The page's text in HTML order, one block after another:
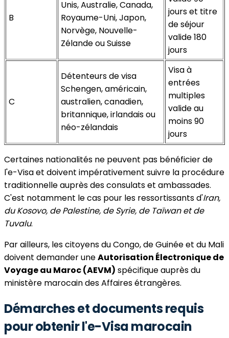
B
Unis, Australie, Canada,
Royaume-Uni, Japon,
Norvège, Nouvelle-
Zélande ou Suisse
jours et titre
de séjour
valide 180
jours
C
Détenteurs de visa
Schengen, américain,
australien, canadien,
britannique, irlandais ou
néo-zélandais
Visa à
entrées
multiples
valide au
moins 90
jours
Certaines nationalités ne peuvent pas bénéficier de
l'e-Visa et doivent impérativement suivre la procédure
traditionnelle auprès des consulats et ambassades.
C'est notamment le cas pour les ressortissants d'Iran,
du Kosovo, de Palestine, de Syrie, de Taïwan et de
Tuvalu.
Par ailleurs, les citoyens du Congo, de Guinée et du Mali
doivent demander uneAutorisation Électronique de
Voyage au Maroc (AEVM) spécifique auprès du
ministère marocain des Affaires étrangères.
Démarches et documents requis
pour obtenir l'e-Visa marocain